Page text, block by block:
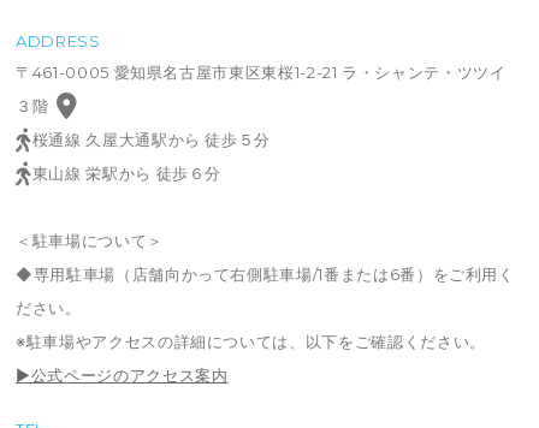
ADDRESS
〒461-0005 愛知県名古屋市東区東桜1-2-21 ラ・シャンテ・ツツイ
３階
桜通線 久屋大通駅から 徒歩５分
東山線 栄駅から 徒歩６分
＜駐車場について＞
◆専用駐車場（店舗向かって右側駐車場/1番または6番）をご利用く
ださい。
※駐車場やアクセスの詳細については、以下をご確認ください。
▶公式ページのアクセス案内